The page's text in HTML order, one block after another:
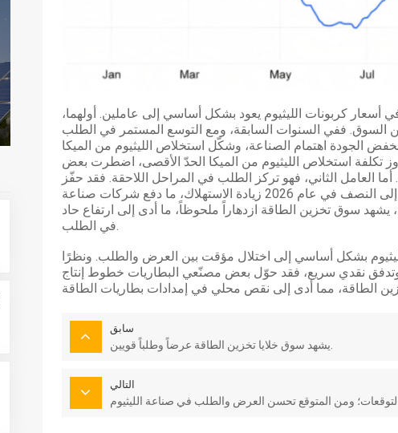
أسعار كربونات الليثيوم يعود بشكل أساسي إلى عاملين. أولهما،
السوق. ففي السنوات السابقة، ومع التوسع المستمر في الطلب
الجودة اهتمام الصناعة، وشكّل استخلاص الليثيوم من الميكا
تكلفة استخلاص الليثيوم من الميكا الحدّ الأقصى، اضطرت بعض
العامل الثاني، فهو تركز الطلب في المراحل اللاحقة. فقد حفّز
خفض ضريبة شراء سيارات الطاقة الجديدة إلى النصف في عام 2026 زيادة الاستهلاك، ما دفع شركات صناعة
يشهد سوق تخزين الطاقة ازدهاراً ملحوظاً، ما أدى إلى ارتفاع حاد
في الطلب.
بشكل أساسي إلى اختلال مؤقت بين العرض والطلب. ونظرًا
وتدفق نقدي سريع، فقد حوّل بعض مصنّعي البطاريات خطوط إنتاج
سابق
يشهد سوق خلايا تخزين الطاقة عرضاً وطلباً قويين.
التالي